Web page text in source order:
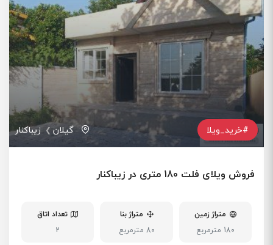
#خرید_ویلا گیلان زیباکنار
فروش ویلای فلت 180 متری در زیباکنار
متراژ زمین
180 مترمربع
متراژ بنا
80 مترمربع
تعداد اتاق
2